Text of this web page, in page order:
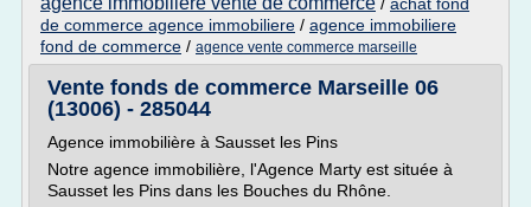
de commerce agence immobiliere / agence immobiliere
fond de commerce / agence vente commerce marseille
Vente fonds de commerce Marseille 06
(13006) - 285044
Agence immobilière à Sausset les Pins
Notre agence immobilière, l'Agence Marty est située à
Sausset les Pins dans les Bouches du Rhône.